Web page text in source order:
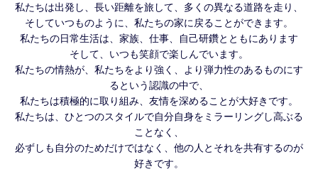
私たちは出発し、長い距離を旅して、多くの異なる道路を走り、
そしていつものように、私たちの家に戻ることができます。
私たちの日常生活は、家族、仕事、自己研鑽とともにあります
そして、いつも笑顔で楽しんでいます。
私たちの情熱が、私たちをより強く、より弾力性のあるものにす
るという認識の中で、
私たちは積極的に取り組み、友情を深めることが大好きです。
私たちは、ひとつのスタイルで自分自身をミラーリングし高ぶる
ことなく、
必ずしも自分のためだけではなく、他の人とそれを共有するのが
好きです。